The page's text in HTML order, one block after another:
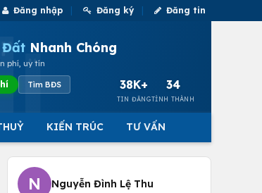
Đăng nhập Đăng ký Đăng tin
Đất Nhanh Chóng
phí, uy tín
Tìm BĐS 38K+
TIN ĐĂNG
34
TỈNH THÀNH
KIẾN TRÚC TƯ VẤN
N Nguyễn Đình Lệ Thu